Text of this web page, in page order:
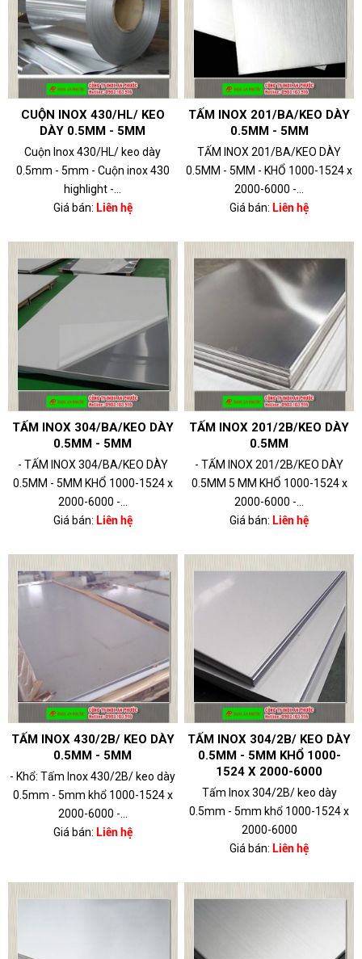
CUỘN INOX 430/HL/ KEO
DÀY 0.5MM - 5MM
Cuộn Inox 430/HL/ keo dày
0.5mm - 5mm - Cuộn inox 430
highlight -...
Giá bán: Liên hệ
TẤM INOX 201/BA/KEO DÀY
0.5MM - 5MM
TẤM INOX 201/BA/KEO DÀY
0.5MM - 5MM - KHỔ 1000-1524 x
2000-6000 -...
Giá bán: Liên hệ
TẤM INOX 304/BA/KEO DÀY
0.5MM - 5MM
- TẤM INOX 304/BA/KEO DÀY
0.5MM - 5MM KHỔ 1000-1524 x
2000-6000 -...
Giá bán: Liên hệ
TẤM INOX 201/2B/KEO DÀY
0.5MM
- TẤM INOX 201/2B/KEO DÀY
0.5MM 5 MM KHỔ 1000-1524 x
2000-6000 -...
Giá bán: Liên hệ
TẤM INOX 430/2B/ KEO DÀY
0.5MM - 5MM
- Khổ: Tấm Inox 430/2B/ keo dày
0.5mm - 5mm khổ 1000-1524 x
2000-6000 -...
Giá bán: Liên hệ
TẤM INOX 304/2B/ KEO DÀY
0.5MM - 5MM KHỔ 1000-
1524 X 2000-6000
Tấm Inox 304/2B/ keo dày
0.5mm - 5mm khổ 1000-1524 x
2000-6000
Giá bán: Liên hệ